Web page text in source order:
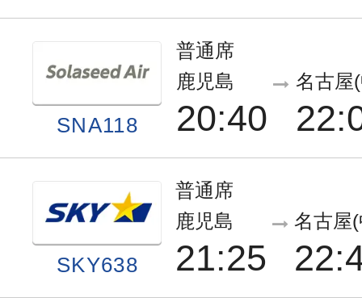
SNA118
普通席
鹿児島
20:40
名古屋
SKY638
普通席
鹿児島
21:25
名古屋